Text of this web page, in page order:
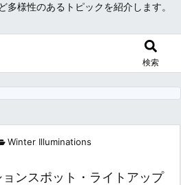
多様性のあるトピックを紹介します。
検索
Winter Illuminations
ンスポット・ライトアップ